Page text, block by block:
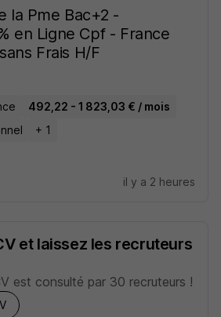
la Pme Bac+2 -
en Ligne Cpf - France
Frais H/F
492,22 - 1 823,03 € / mois
+ 1
il y a 2 heures
et laissez les recruteurs
est consulté par 30 recruteurs !